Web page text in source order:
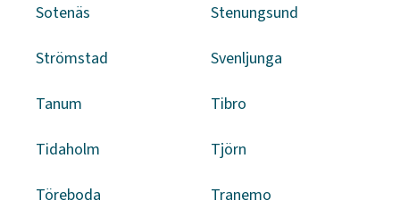
Sotenäs Stenungsund
Strömstad Svenljunga
Tanum Tibro
Tidaholm Tjörn
Töreboda Tranemo